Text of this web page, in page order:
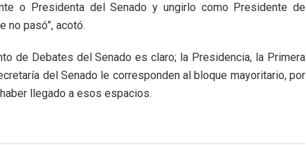
o Presidenta del Senado y ungirlo como Presidente de
no pasó”, acotó.
de Debates del Senado es claro; la Presidencia, la Primera
del Senado le corresponden al bloque mayoritario, por
llegado a esos espacios.